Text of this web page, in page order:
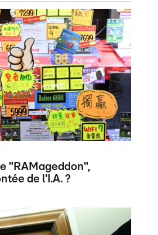
"RAMageddon",
de l'I.A. ?